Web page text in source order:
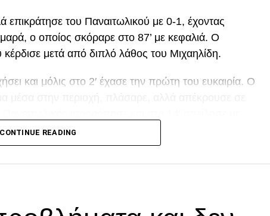
του Παναιτωλικού με 0-1, έχοντας
ο οποίος σκόραρε στο 87’ με κεφαλιά. Ο
μετά από διπλό λάθος του Μιχαηλίδη.
και μόλις στο 2′ έχασε την πρώτη του ευκαιρία. Ο
που πέρασε δίπλα από το κάθετο δοκάρι!
CONTINUE READING